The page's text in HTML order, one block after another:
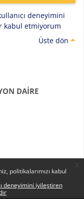
politikalarımızı kabul
deneyimini iyileştiren
deneyimini
kabul etmiyorum
Üste dön
DAIRE